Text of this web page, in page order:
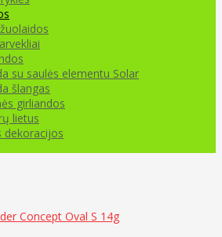
su saulės elementu Solar
šlangas
girliandos
lietus
dekoracijos
Concept Oval S 14g